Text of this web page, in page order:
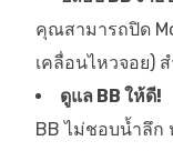
คุณสามารถปิด
เคลื่อนไหวจอย)
ดูแล BB ให้ดี!
BB ไม่ชอบน้ำลึก